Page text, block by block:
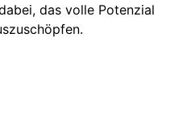
das volle Potenzial